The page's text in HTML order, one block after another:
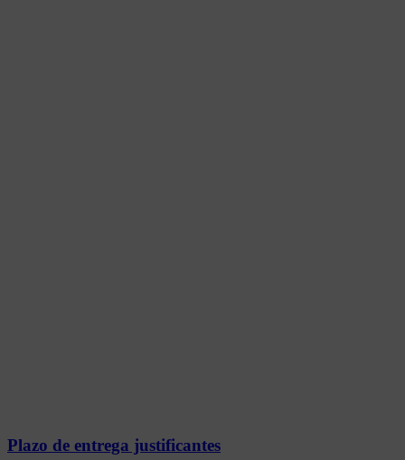
Plazo de entrega justificantes